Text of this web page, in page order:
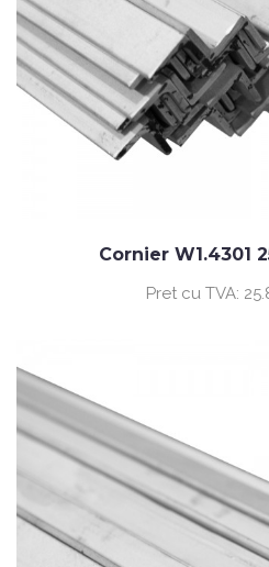
Cornier W1.4301
Pret cu TVA: